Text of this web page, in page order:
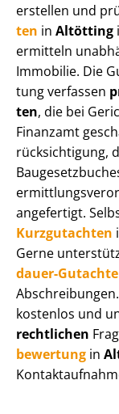
erstellen und
ten in Altötting
ermitteln
Immobilie. Die
tung verfassen
ten, die bei
Finanzamt
rück­sich­ti­gung,
angefertigt.
Kurzgutachten
Gerne
dau­er-
kostenlos und
rechtlichen
be­wer­tung in